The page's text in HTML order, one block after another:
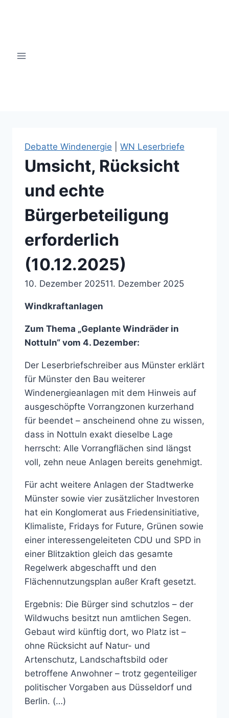
Debatte Windenergie WN Leserbriefe
Umsicht, Rücksicht
und echte
Bürgerbeteiligung
erforderlich
(10.12.2025)
10. Dezember 202511. Dezember 2025
Windkraftanlagen
Zum Thema „Geplante Windräder in
Nottuln“ vom 4. Dezember:
Der Leserbriefschreiber aus Münster erklärt
für Münster den Bau weiterer
Windenergieanlagen mit dem Hinweis auf
ausgeschöpfte Vorrangzonen kurzerhand
für beendet – anscheinend ohne zu wissen,
dass in Nottuln exakt dieselbe Lage
herrscht: Alle Vorrangflächen sind längst
voll, zehn neue Anlagen bereits genehmigt.
Für acht weitere Anlagen der Stadtwerke
Münster sowie vier zusätzlicher Investoren
hat ein Konglomerat aus Friedensinitiative,
Klimaliste, Fridays for Future, Grünen sowie
einer interessengeleiteten CDU und SPD in
einer Blitzaktion gleich das gesamte
Regelwerk abgeschafft und den
Flächennutzungsplan außer Kraft gesetzt.
Ergebnis: Die Bürger sind schutzlos – der
Wildwuchs besitzt nun amtlichen Segen.
Gebaut wird künftig dort, wo Platz ist –
ohne Rücksicht auf Natur- und
Artenschutz, Landschaftsbild oder
betroffene Anwohner – trotz gegenteiliger
politischer Vorgaben aus Düsseldorf und
Berlin. (…)